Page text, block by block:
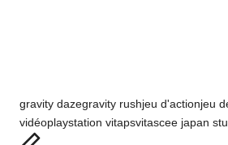
Tags:
gravity dazegravity rushjeu d'actionjeu
vidéoplaystation vitapsvitascee japan